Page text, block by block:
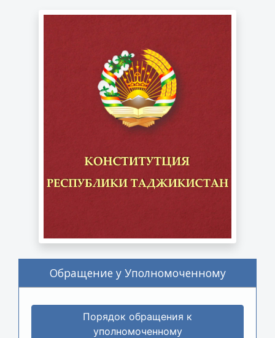
Обращение у Уполномоченному
Порядок обращения к
уполномоченному